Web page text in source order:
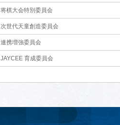
将棋大会特別委員会
次世代天童創造委員会
連携増強委員会
JAYCEE 育成委員会